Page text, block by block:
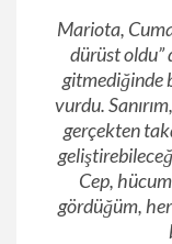
Mariota,
dürüst oldu”
gitmediğinde
vurdu.
gerçekten
Cep,
gördüğüm,